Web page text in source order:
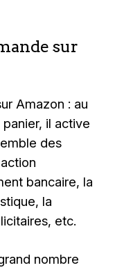
sur
Amazon : au
il active
des
bancaire, la
la
etc.
nombre